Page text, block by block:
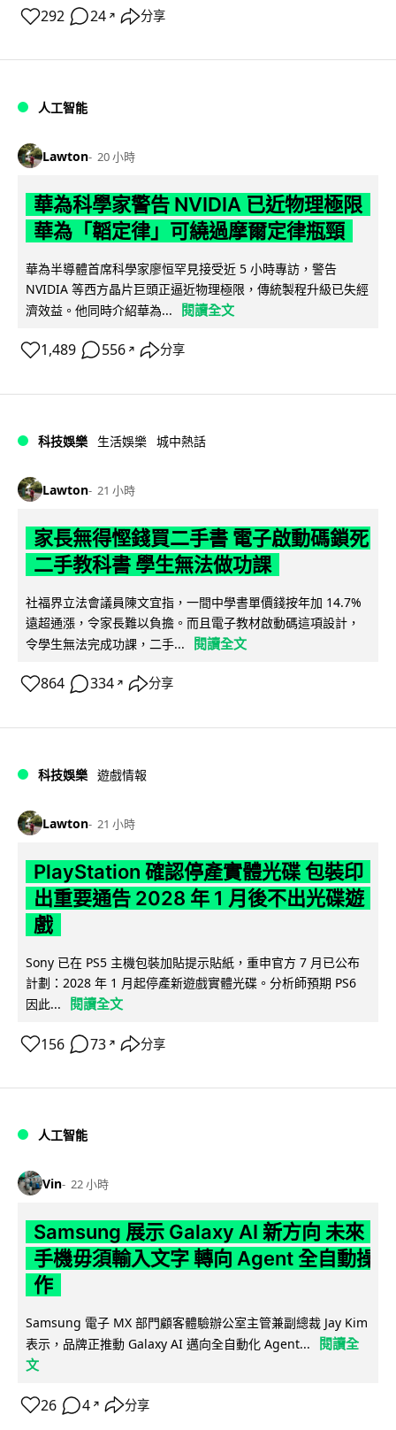
292 24 ↗ 分享
人工智能
Lawton 20 小時
華為科學家警告 NVIDIA 已近物理極限
華為「韜定律」可繞過摩爾定律瓶頸
華為半導體首席科學家廖恒罕見接受近 5 小時專訪，警告
NVIDIA 等西方晶片巨頭正逼近物理極限，傳統製程升級已失經
濟效益。他同時介紹華為...
閱讀全文
1,489 556 ↗ 分享
科技娛樂 生活娛樂 城中熱話
Lawton 21 小時
家長無得慳錢買二手書 電子啟動碼鎖死
二手教科書 學生無法做功課
社福界立法會議員陳文宜指，一間中學書單價錢按年加 14.7%
遠超通漲，令家長難以負擔。而且電子教材啟動碼這項設計，
令學生無法完成功課，二手...
閱讀全文
864 334 ↗ 分享
科技娛樂 遊戲情報
Lawton 21 小時
PlayStation 確認停產實體光碟 包裝印
出重要通告 2028 年 1 月後不出光碟遊
戲
Sony 已在 PS5 主機包裝加貼提示貼紙，重申官方 7 月已公布
計劃：2028 年 1 月起停產新遊戲實體光碟。分析師預期 PS6
因此...
閱讀全文
156 73 ↗ 分享
人工智能
Vin 22 小時
Samsung 展示 Galaxy AI 新方向 未來
手機毋須輸入文字 轉向 Agent 全自動操
作
Samsung 電子 MX 部門顧客體驗辦公室主管兼副總裁 Jay Kim
表示，品牌正推動 Galaxy AI 邁向全自動化 Agent...
閱讀全
文
26 4 ↗ 分享